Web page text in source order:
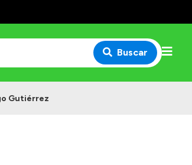
Buscar
Gutiérrez